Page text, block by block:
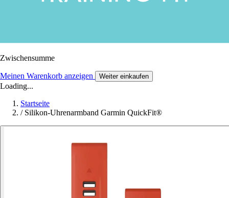
Zwischensumme
Meinen Warenkorb anzeigen Weiter einkaufen
Loading...
Startseite
/ Silikon-Uhrenarmband Garmin QuickFit®